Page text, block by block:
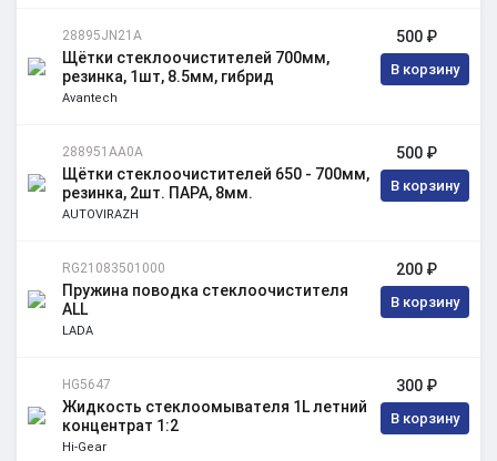
28895JN21A
Щётки стеклоочистителей 700мм,
резинка, 1шт, 8.5мм, гибрид
Avantech
500 ₽
В корзину
288951AA0A
Щётки стеклоочистителей 650 - 700мм,
резинка, 2шт. ПАРА, 8мм.
AUTOVIRAZH
500 ₽
В корзину
RG21083501000
Пружина поводка стеклоочистителя
ALL
LADA
200 ₽
В корзину
HG5647
Жидкость стеклоомывателя 1L летний
концентрат 1:2
Hi-Gear
300 ₽
В корзину